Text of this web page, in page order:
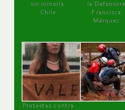
sin minería.
Chile
la Defensora
Francisca
Márquez
Protestas contra